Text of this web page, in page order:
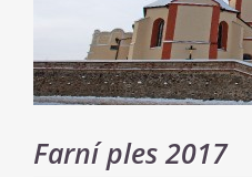
Farní ples 2017